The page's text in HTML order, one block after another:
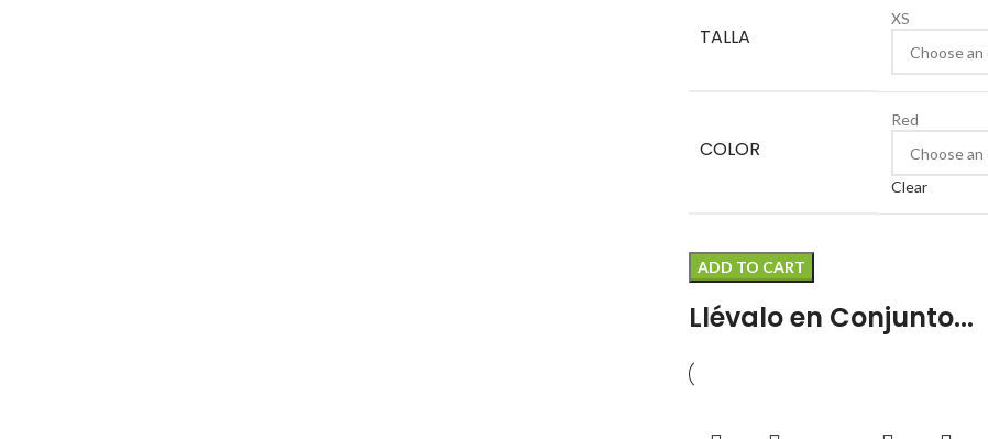
TALLA
XS
COLOR
Red
Clear
ADD TO CART
Llévalo en Conjunto...